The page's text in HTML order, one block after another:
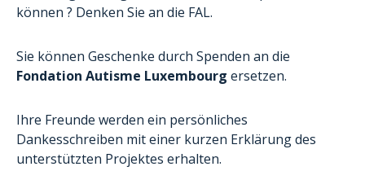
können ? Denken Sie an die FAL.
Sie können Geschenke durch Spenden an die
Fondation Autisme Luxembourg ersetzen.
Ihre Freunde werden ein persönliches
Dankesschreiben mit einer kurzen Erklärung des
unterstützten Projektes erhalten.